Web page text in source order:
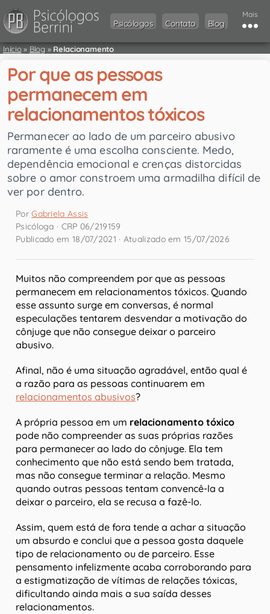
Psicólogos Contato Blog
Mais
Início» Blog» Relacionamento
Por que as pessoas
permanecem em
relacionamentos tóxicos
Permanecer ao lado de um parceiro abusivo
raramente é uma escolha consciente. Medo,
dependência emocional e crenças distorcidas
sobre o amor constroem uma armadilha difícil de
ver por dentro.
PorGabriela Assis
Psicóloga · CRP 06/219159
Publicado em 18/07/2021 · Atualizado em 15/07/2026
Muitos não compreendem por que as pessoas
permanecem em relacionamentos tóxicos. Quando
esse assunto surge em conversas, é normal
especulações tentarem desvendar a motivação do
cônjuge que não consegue deixar o parceiro
abusivo.
Afinal, não é uma situação agradável, então qual é
a razão para as pessoas continuarem em
relacionamentos abusivos?
A própria pessoa em um relacionamento tóxico
pode não compreender as suas próprias razões
para permanecer ao lado do cônjuge. Ela tem
conhecimento que não está sendo bem tratada,
mas não consegue terminar a relação. Mesmo
quando outras pessoas tentam convencê-la a
deixar o parceiro, ela se recusa a fazê-lo.
Assim, quem está de fora tende a achar a situação
um absurdo e conclui que a pessoa gosta daquele
tipo de relacionamento ou de parceiro. Esse
pensamento infelizmente acaba corroborando para
a estigmatização de vítimas de relações tóxicas,
dificultando ainda mais a sua saída desses
relacionamentos.